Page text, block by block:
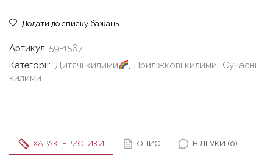
Додати до списку бажань
Артикул: 59-1567
Категорії: Дитячі килими Приліжкові килими
Сучасні
килими
ХАРАКТЕРИСТИКИ ОПИС ВІДГУКИ (0)